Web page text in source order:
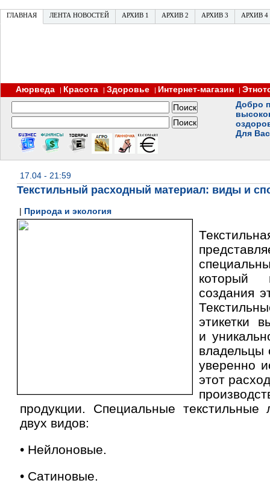
ГЛАВНАЯ ЛЕНТА НОВОСТЕЙ АРХИВ 1 АРХИВ 2 АРХИВ 3 АРХИВ 4
Аюрведа | Красота | Здоровье | Интернет-магазин |
Добро
Для
17.04 - 21:59
Текстильный расходный материал: виды и
| Природа и экология
который
создания
этикетки
и
владельцы
уверенно
этот
продукции. Специальные текстильные
двух видов:
• Нейлоновые.
• Сатиновые.